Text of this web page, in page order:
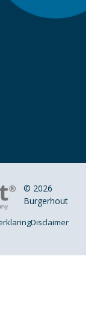
© 2026
Burgerhout
Disclaimer